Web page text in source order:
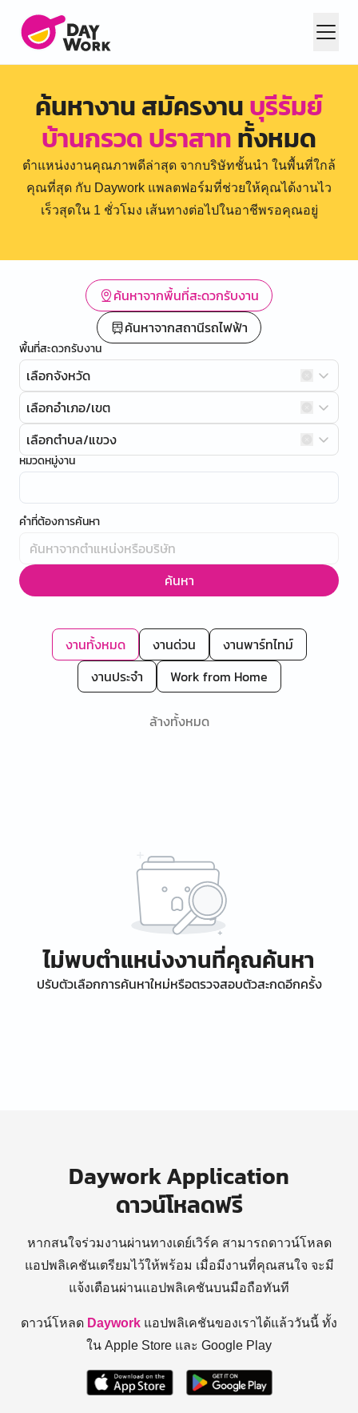
ค้นหางาน สมัครงานบุรีรัมย์
บ้านกรวด ปราสาททั้งหมด
ตำแหน่งงานคุณภาพดีล่าสุด จากบริษัทชั้นนำ ในพื้นที่ใกล้
คุณที่สุด กับ Daywork แพลตฟอร์มที่ช่วยให้คุณได้งานไว
เร็วสุดใน 1 ชั่วโมง เส้นทางต่อไปในอาชีพรอคุณอยู่
ค้นหาจากพื้นที่สะดวกรับงาน
ค้นหาจากสถานีรถไฟฟ้า
พื้นที่สะดวกรับงาน
เลือกจังหวัด
เลือกอำเภอ/เขต
เลือกตำบล/แขวง
หมวดหมู่งาน
คำที่ต้องการค้นหา
ค้นหา
งานทั้งหมด งานด่วน
งานพาร์ทไทม์
งานประจำ
Work from Home
ล้างทั้งหมด
ไม่พบตำแหน่งงานที่คุณค้นหา
ปรับตัวเลือกการค้นหาใหม่หรือตรวจสอบตัวสะกดอีกครั้ง
Daywork Application
ดาวน์โหลดฟรี
หากสนใจร่วมงานผ่านทางเดย์เวิร์ค สามารถดาวน์โหลด
แอปพลิเคชันเตรียมไว้ให้พร้อม เมื่อมีงานที่คุณสนใจ จะมี
แจ้งเตือนผ่านแอปพลิเคชันบนมือถือทันที
ดาวน์โหลด Daywork แอปพลิเคชันของเราได้แล้ววันนี้ ทั้ง
ใน Apple Store และ Google Play